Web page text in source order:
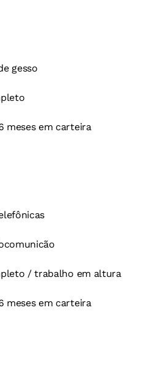
gesso
meses em carteira
/ trabalho em altura
meses em carteira